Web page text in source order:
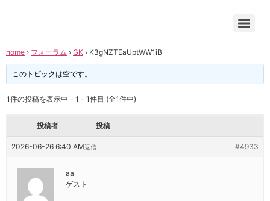
home › フォーラム › GK › K3gNZTEaUptWW1iB
このトピックは空です。
1件の投稿を表示中 - 1 - 1件目 (全1件中)
投稿者 投稿
2026-06-26 6:40 AM #4933
返信
aa
ゲスト